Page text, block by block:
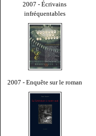
2007 - Écrivains
infréquentables
2007 - Enquête sur le roman